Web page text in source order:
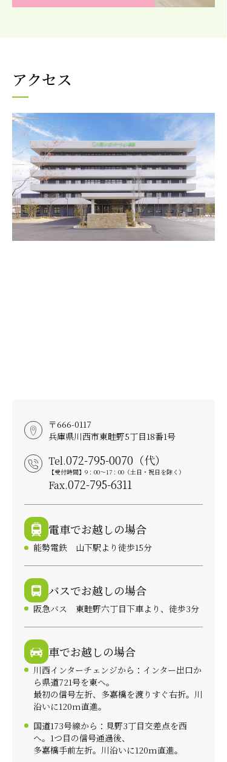
アクセス
〒666-0117
兵庫県川西市東畦野5丁目18番1号
Tel.072-795-0070（代）
【受付時間】9：00～17：00（土日・祝日を除く）
Fax.072-795-6311
電車でお越しの場合
能勢電鉄 山下駅より徒歩15分
バスでお越しの場合
阪急バス 東畦野六丁目下車より、徒歩3分
車でお越しの場合
川西インターチェンジから：インター出口か
ら県道721号を東へ。
最初の信号左折、多嘉橋を渡りすぐ右折。川
沿いに120m直進。
国道173号線から：見野3丁目交差点を西
へ。1つ目の信号通過後、
多嘉橋手前左折。川沿いに120m直進。